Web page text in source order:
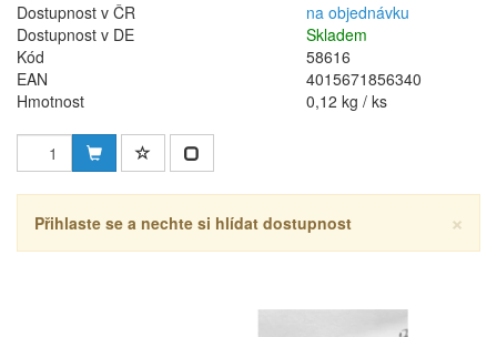
Dostupnost v ČR
na objednávku
Dostupnost v DE
Skladem
Kód
58616
EAN
4015671856340
Hmotnost
0,12 kg / ks
×
Přihlaste se a nechte si hlídat dostupnost